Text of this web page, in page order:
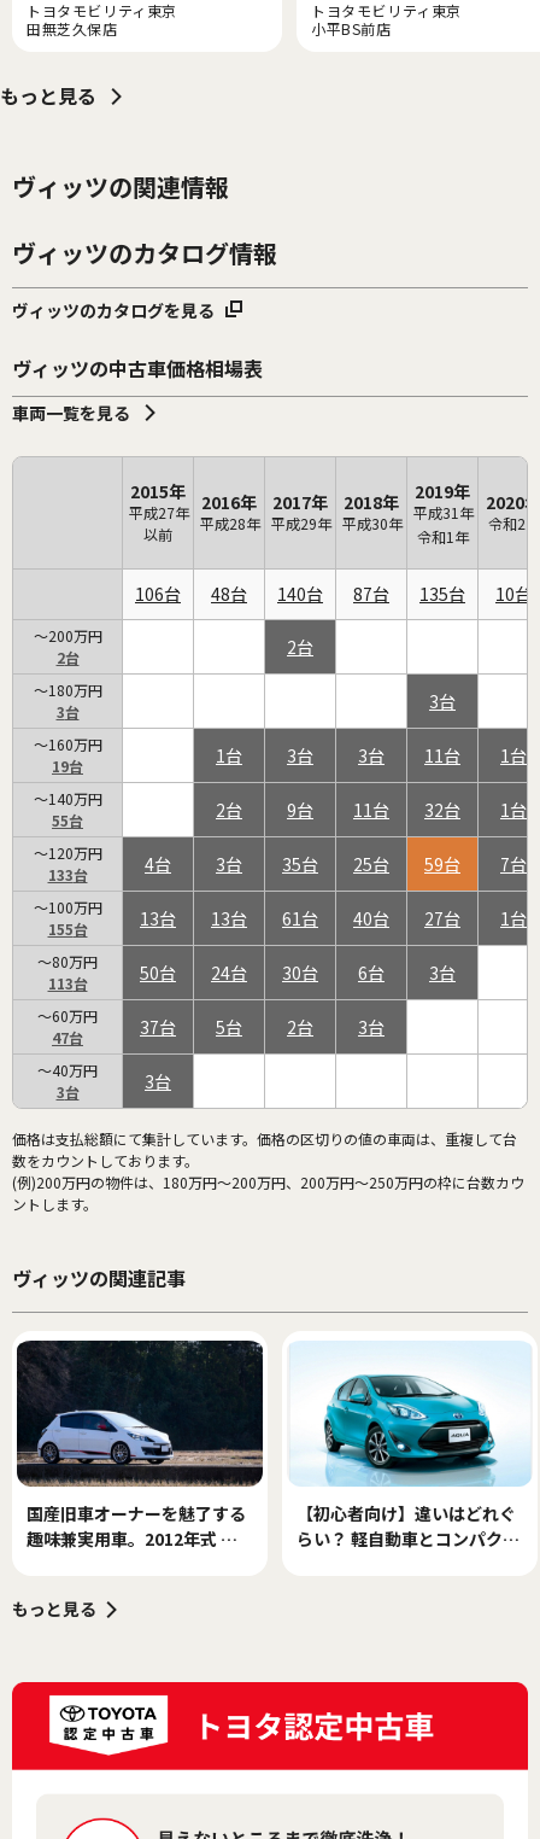
トヨタモビリティ東京
田無芝久保店
トヨタモビリティ東京
小平BS前店
もっと見る
ヴィッツの関連情報
ヴィッツのカタログ情報
ヴィッツのカタログを見る
ヴィッツの中古車価格相場表
車両一覧を見る
2015年
平成27年
以前
2016年
平成28年
2017年
平成29年
2018年
平成30年
2019年
平成31年
令和1年
2020年
令和2年
106 48 140 87 135 10
～200万円
2
2
～180万円
3
3
～160万円
19
1 3 3 11 1
～140万円
55
2 9 11 32 1
～120万円
133
4 3 35 25 59 7
～100万円
155
13 13 61 40 27 1
～80万円
113
50 24 30 6 3
～60万円
47
37 5 2 3
～40万円
3
3
価格は支払総額にて集計しています。価格の区切りの値の車両は、重複して台
数をカウントしております。
(例)200万円の物件は、180万円～200万円、200万円～250万円の枠に台数カウ
ントします。
ヴィッツの関連記事
国産旧車オーナーを魅了する
趣味兼実用車。2012年式 ヴ
【初心者向け】違いはどれぐ
らい？ 軽自動車とコンパクト
もっと見る